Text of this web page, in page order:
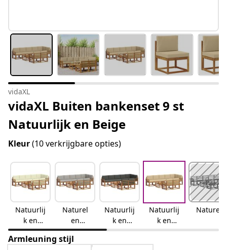
vidaXL
vidaXL Buiten bankenset 9 st
Natuurlijk en Beige
Kleur(10 verkrijgbare opties)
Natuurlij
k en
crème
Naturel
en
lichtgrijs
Natuurlij
k en
antraciet
Natuurlij
k en
beige
Naturel
Armleuning stijl